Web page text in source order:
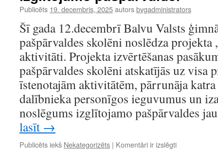
„Balvi”
iemītniekiem
Publicēts 19. decembris, 2025autorsbvgadministrators
Šī gada 12.decembrī Balvu Valsts
pašpārvaldes skolēni noslēdza projekta
aktivitāti. Projekta izvērtēšanas
pašpārvaldes skolēni atskatījās uz visa
īstenotajām aktivitātēm, pārrunāja
dalībnieka personīgos ieguvumus un
noslēgums izglītojamo pašpārvaldes
lasīt →
Publicēts iekš Nekategorizēts | Komentāri ir izslēgtiProjekta